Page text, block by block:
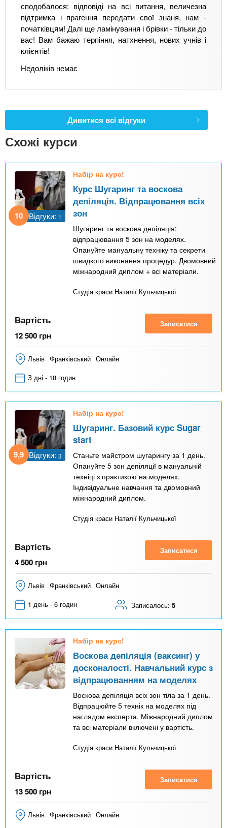
сподобалося: відповіді на всі питання, величезна
підтримка і прагення передати свої знаня, нам -
початківцям! Далі ще ламінування і брівки - тільки до
вас! Вам бажаю терпіння, натхнення, нових учнів і
клієнтів!
Недоліків немає
Дивитися всі відгуки
Схожі курси
10 Відгуки: 1
Набір на курс!
Курс Шугаринг та воскова
депіляція. Відпрацювання всіх
зон
Шугаринг та воскова депіляція:
відпрацювання 5 зон на моделях.
Опануйте мануальну техніку та секрети
швидкого виконання процедур. Двомовний
міжнародний диплом + всі матеріали.
Студія краси Наталії Кульчицької
Вартість
12 500 грн
Записатися
Львів Франківський Онлайн
З дні - 18 годин
9,9 Відгуки: 3
Набір на курс!
Шугаринг. Базовий курс Sugar
start
Станьте майстром шугарингу за 1 день.
Опануйте 5 зон депіляції в мануальній
техніці з практикою на моделях.
Індивідуальне навчання та двомовний
міжнародний диплом.
Студія краси Наталії Кульчицької
Вартість
4 500 грн
Записатися
Львів Франківський Онлайн
1 день - 6 годин
Записалось: 5
Набір на курс!
Воскова депіляція (ваксинг) у
досконалості. Навчальний курс з
відпрацюванням на моделях
Воскова депіляція всіх зон тіла за 1 день.
Відпрацюйте 5 технік на моделях під
наглядом експерта. Міжнародний диплом
та всі матеріали включені у вартість.
Студія краси Наталії Кульчицької
Вартість
13 500 грн
Записатися
Львів Франківський Онлайн